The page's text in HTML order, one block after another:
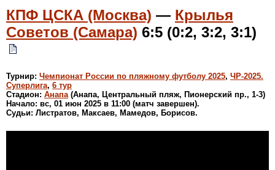
КПФ ЦСКА (Москва) — Крылья
Советов (Самара) 6:5 (0:2, 3:2, 3:1)
Турнир: Чемпионат России по пляжному футболу 2025, ЧР-2025.
Суперлига, 6 тур
Стадион: Анапа(Анапа, Центральный пляж, Пионерский пр., 1-3)
Начало: вс, 01 июн 2025 в 11:00 (матч завершен).
Судьи: Листратов, Максаев, Мамедов, Борисов.